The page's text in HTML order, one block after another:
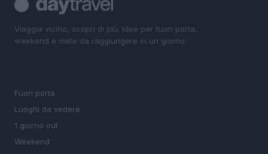
Viaggia vicino, scopri di più. Idee per fuori porta,
weekend e mete da raggiungere in un giorno.
Fuori porta
Luoghi da vedere
1 giorno out
Weekend